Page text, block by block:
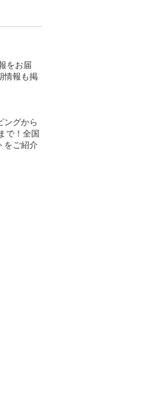
をお届
情報も掲
ングから
で！全国
をご紹介